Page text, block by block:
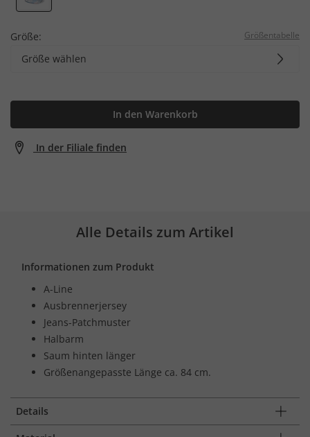
Größe: Größentabelle
Größe wählen
In den Warenkorb
In der Filiale finden
Alle Details zum Artikel
Informationen zum Produkt
A-Line
Ausbrennerjersey
Jeans-Patchmuster
Halbarm
Saum hinten länger
Größenangepasste Länge ca. 84 cm.
Details